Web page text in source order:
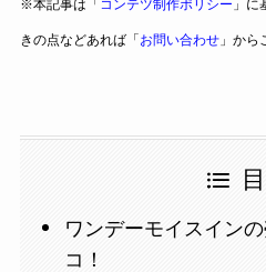
※本記事は「 コンテツ制作ポリシー 」に
きの点などあれば「 お問い合わせ」から
ワンデーモイスイン
コ！